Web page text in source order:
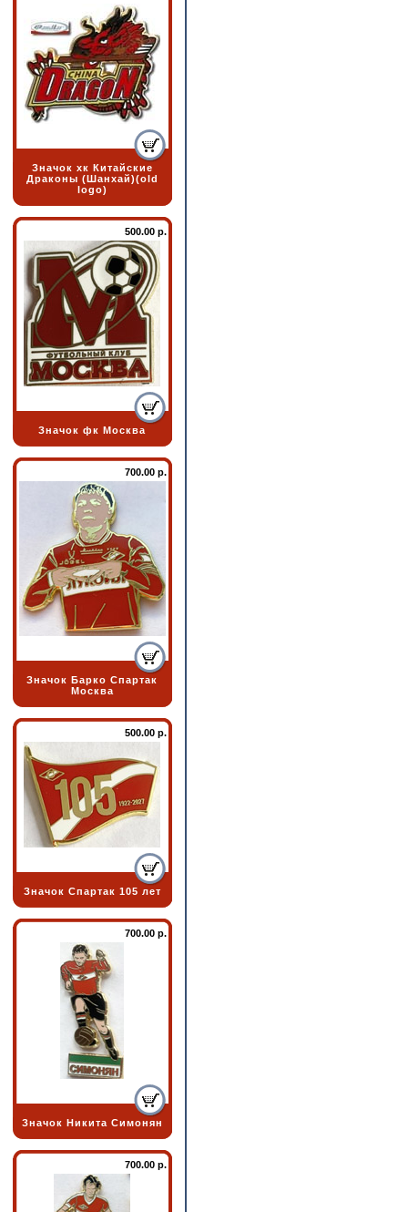
Значок хк Китайские
Драконы (Шанхай)(old
logo)
500.00 р.
Значок фк Москва
700.00 р.
Значок Барко Спартак
Москва
500.00 р.
Значок Спартак 105 лет
700.00 р.
Значок Никита Симонян
700.00 р.